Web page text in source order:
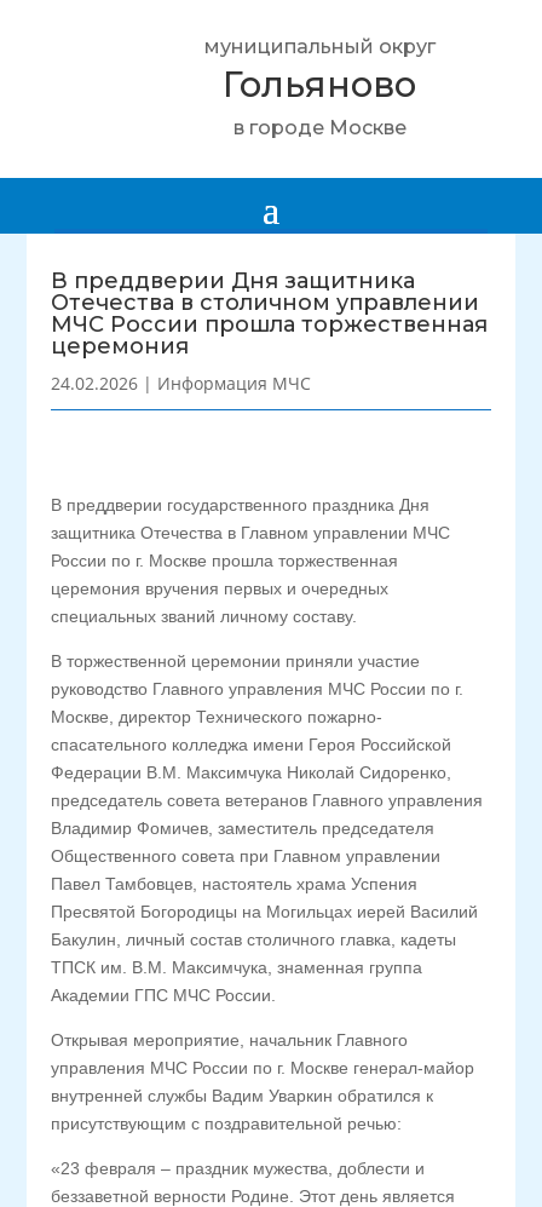
муниципальный округ
Гольяново
в городе Москве
В преддверии Дня защитника
Отечества в столичном управлении
МЧС России прошла торжественная
церемония
24.02.2026 | Информация МЧС
В преддверии государственного праздника Дня
защитника Отечества в Главном управлении МЧС
России по г. Москве прошла торжественная
церемония вручения первых и очередных
специальных званий личному составу.
В торжественной церемонии приняли участие
руководство Главного управления МЧС России по г.
Москве, директор Технического пожарно-
спасательного колледжа имени Героя Российской
Федерации В.М. Максимчука Николай Сидоренко,
председатель совета ветеранов Главного управления
Владимир Фомичев, заместитель председателя
Общественного совета при Главном управлении
Павел Тамбовцев, настоятель храма Успения
Пресвятой Богородицы на Могильцах иерей Василий
Бакулин, личный состав столичного главка, кадеты
ТПСК им. В.М. Максимчука, знаменная группа
Академии ГПС МЧС России.
Открывая мероприятие, начальник Главного
управления МЧС России по г. Москве генерал-майор
внутренней службы Вадим Уваркин обратился к
присутствующим с поздравительной речью:
«23 февраля – праздник мужества, доблести и
беззаветной верности Родине. Этот день является